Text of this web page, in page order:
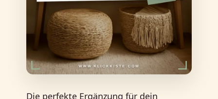
Die perfekte Ergänzung für dein